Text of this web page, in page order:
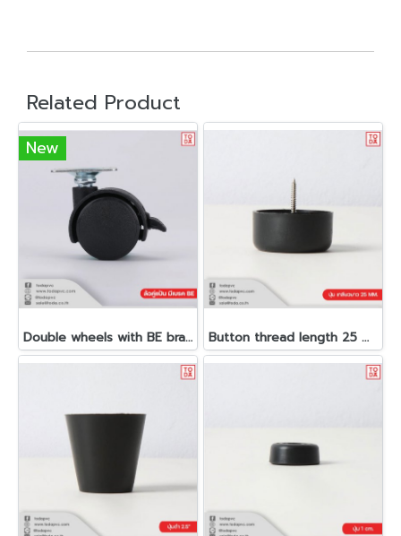
Related Product
New
Double wheels with BE brakes Button thread length 25 MM.